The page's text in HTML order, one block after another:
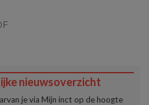
nieuwsoverzicht
je via Mijn inct op de hoogte